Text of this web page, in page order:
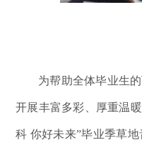
为帮助全体毕业生
开展丰富多彩、厚重温
科 你好未来”毕业季草地